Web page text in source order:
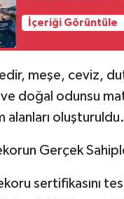
İçeriği Görüntüle
meşe, ceviz,
ve doğal odunsu
alanları oluşturuldu.
Gerçek
sertifikasını